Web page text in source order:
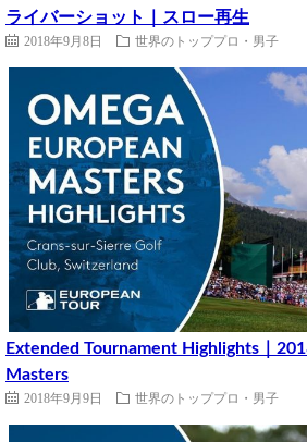
ライバーショット｜スロー再生
2018年9月8日 世界のトッププロ・男子
Extended Tournament Highlights｜
Masters
2018年9月9日 世界のトッププロ・男子